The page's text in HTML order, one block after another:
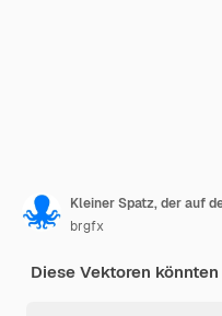
Kleiner Spatz, der auf
brgfx
Diese Vektoren